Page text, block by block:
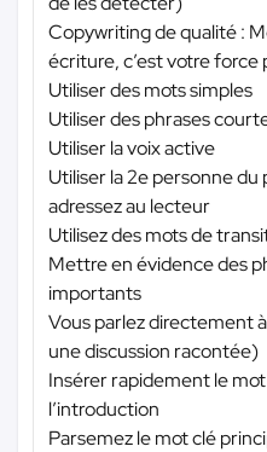
Copywriting de qualité :
écriture, c’est votre force
Utiliser des mots simples
Utiliser des phrases
Utiliser la voix active
Utiliser la 2e personne
adressez au lecteur
Utilisez des mots de
Mettre en évidence des
importants
Vous parlez directement
une discussion racontée)
Insérer rapidement le
l’introduction
Parsemez le mot clé